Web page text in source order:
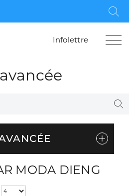
Infolettre
MODA DIENG